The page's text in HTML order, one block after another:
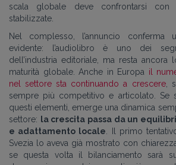
scala globale deve confrontarsi con
stabilizzate.
Nel complesso, l’annuncio conferma
evidente: l’audiolibro è uno dei
dell’industria editoriale, ma resta ancora
maturità globale. Anche in Europa il
nel settore sta continuando a crescere,
sempre più competitivo e articolato. Se
questi elementi, emerge una dinamica
settore: la crescita passa da un
e adattamento locale . Il primo
Svezia lo aveva già mostrato con
se questa volta il bilanciamento sarà